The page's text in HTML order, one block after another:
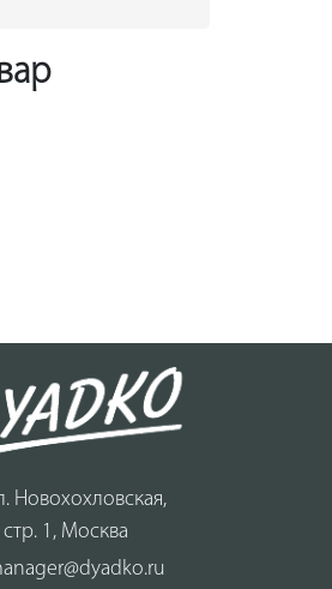
стр. 1, Москва